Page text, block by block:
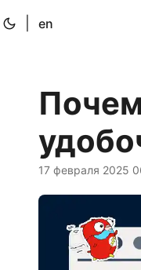
en
17 февраля 2025